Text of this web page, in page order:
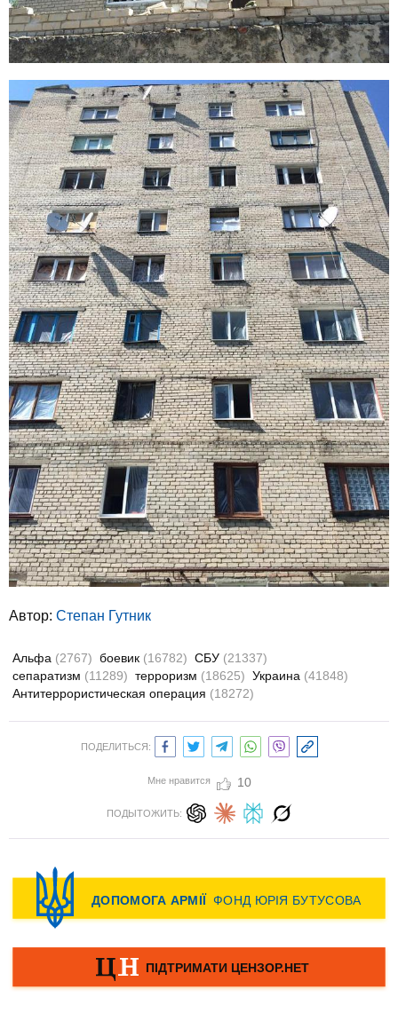
Автор: Степан Гутник
Альфа (2767) боевик (16782) СБУ (21337)
сепаратизм (11289) терроризм (18625) Украина (41848)
Антитеррористическая операция (18272)
ПОДЕЛИТЬСЯ:
Мне нравится 10
ПОДЫТОЖИТЬ: